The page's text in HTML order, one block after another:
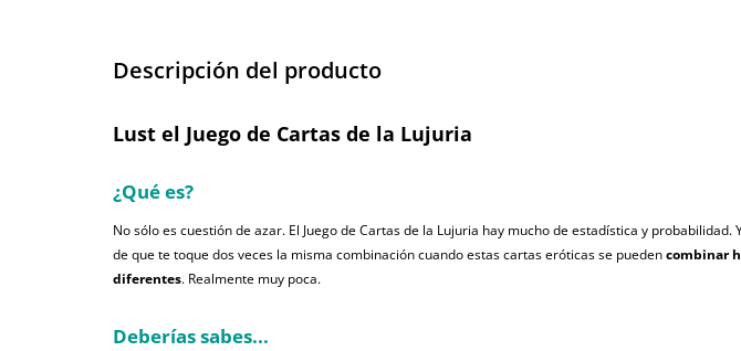
Descripción del producto
Lust el Juego de Cartas de la Lujuria
¿Qué es?
No sólo es cuestión de azar. El Juego de Cartas de la Lujuria hay mucho de estadística y probabilidad.
de que te toque dos veces la misma combinación cuando estas cartas eróticas se puedencombinar
diferentes. Realmente muy poca.
Deberías sabes...